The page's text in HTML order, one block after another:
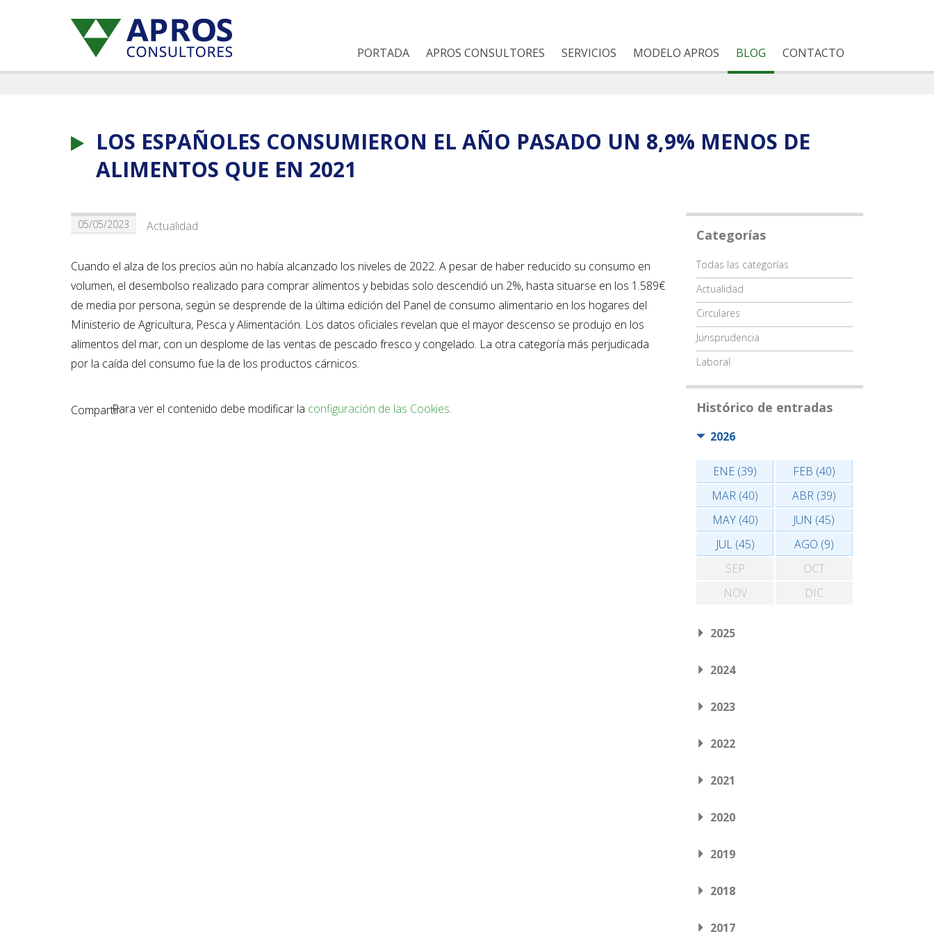
PORTADA APROS CONSULTORES SERVICIOS MODELO APROS BLOG CONTACTO
LOS ESPAÑOLES CONSUMIERON EL AÑO PASADO UN 8,9% MENOS DE
ALIMENTOS QUE EN 2021
05/05/2023 Actualidad
Cuando el alza de los precios aún no había alcanzado los niveles de 2022. A pesar de haber reducido su consumo en
volumen, el desembolso realizado para comprar alimentos y bebidas solo descendió un 2%, hasta situarse en los 1.589€
de media por persona, según se desprende de la última edición del Panel de consumo alimentario en los hogares del
Ministerio de Agricultura, Pesca y Alimentación. Los datos oficiales revelan que el mayor descenso se produjo en los
alimentos del mar, con un desplome de las ventas de pescado fresco y congelado. La otra categoría más perjudicada
por la caída del consumo fue la de los productos cárnicos.
Compartir:Para ver el contenido debe modificar la configuración de las Cookies.
Categorías
Categoría
Todas las categorías
Actualidad
Circulares
Jurisprudencia
Laboral
Histórico de entradas
2026
ENE (39)
FEB (40)
MAR (40)
ABR (39)
MAY (40)
JUN (45)
JUL (45)
AGO (9)
SEP
OCT
NOV
DIC
2025
2024
2023
2022
2021
2020
2019
2018
2017